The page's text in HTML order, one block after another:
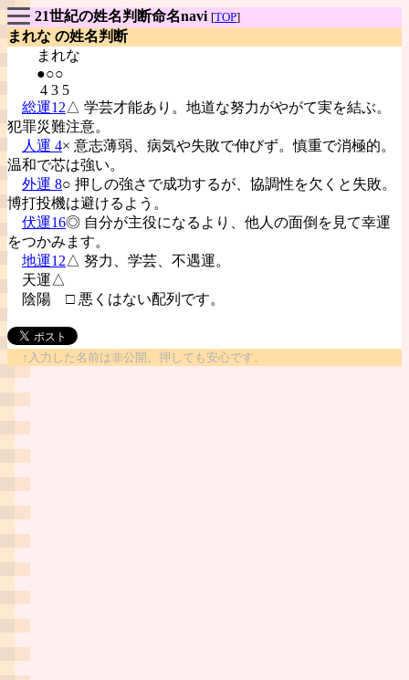
21世紀の姓名判断命名navi [TOP]
まれな の姓名判断
まれな
●○○
4 3 5
総運12△ 学芸才能あり。地道な努力がやがて実を結ぶ。
犯罪災難注意。
人運 4× 意志薄弱、病気や失敗で伸びず。慎重で消極的。
温和で芯は強い。
外運 8○ 押しの強さで成功するが、協調性を欠くと失敗。
博打投機は避けるよう。
伏運16◎ 自分が主役になるより、他人の面倒を見て幸運
をつかみます。
地運12△ 努力、学芸、不遇運。
天運△
陰陽 □ 悪くはない配列です。
↑入力した名前は非公開。押しても安心です。